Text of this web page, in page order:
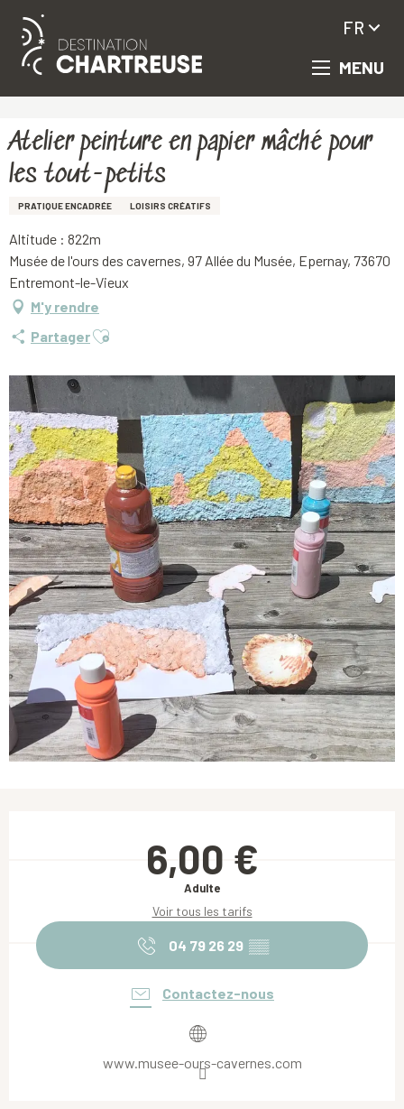
Aller
principal
MENU
FR
Atelier peinture en papier mâché pour
les tout-petits
PRATIQUE ENCADRÉE LOISIRS CRÉATIFS
Altitude : 822m
Musée de l'ours des cavernes, 97 Allée du Musée, Epernay, 73670
Entremont-le-Vieux
M'y rendre
PartagerAjouter aux favoris
6,00 €
Adulte
Voir tous les tarifs
04 79 26 29 ▒▒
Contactez-nous
www.musee-ours-cavernes.com